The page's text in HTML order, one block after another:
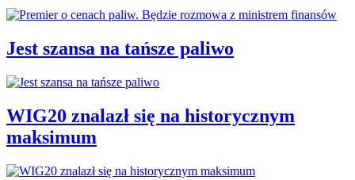
Jest szansa na tańsze paliwo
WIG20 znalazł się na historycznym
maksimum